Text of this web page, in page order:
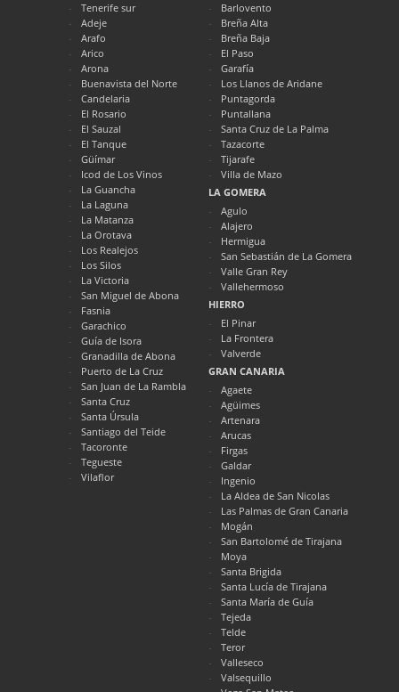
Tenerife sur
Adeje
Arafo
Arico
Arona
Buenavista del Norte
Candelaria
El Rosario
El Sauzal
El Tanque
Güímar
Icod de Los Vinos
La Guancha
La Laguna
La Matanza
La Orotava
Los Realejos
Los Silos
La Victoria
San Miguel de Abona
Fasnia
Garachico
Guía de Isora
Granadilla de Abona
Puerto de La Cruz
San Juan de La Rambla
Santa Cruz
Santa Úrsula
Santiago del Teide
Tacoronte
Tegueste
Vilaflor
Barlovento
Breña Alta
Breña Baja
El Paso
Garafía
Los Llanos de Aridane
Puntagorda
Puntallana
Santa Cruz de La Palma
Tazacorte
Tijarafe
Villa de Mazo
LA GOMERA
Agulo
Alajero
Hermigua
San Sebastián de La Gomera
Valle Gran Rey
Vallehermoso
HIERRO
El Pinar
La Frontera
Valverde
GRAN CANARIA
Agaete
Agüimes
Artenara
Arucas
Firgas
Galdar
Ingenio
La Aldea de San Nicolas
Las Palmas de Gran Canaria
Mogán
San Bartolomé de Tirajana
Moya
Santa Brigida
Santa Lucía de Tirajana
Santa María de Guía
Tejeda
Telde
Teror
Valleseco
Valsequillo